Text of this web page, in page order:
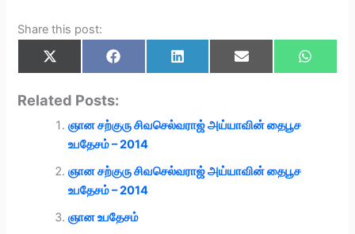
Share this post:
Share
on
X
(
w
i
t
Share
on
F
a
o
k
Share
on
L
i
I
Share
on
E
m
Share
on
W
h
Related Posts:
ஞான சற்குரு சிவசெல்வராஜ் அய்யாவின் தைபூச
உபதேசம் – 2014
ஞான சற்குரு சிவசெல்வராஜ் அய்யாவின் தைபூச
உபதேசம் – 2014
ஞான உபதேசம்